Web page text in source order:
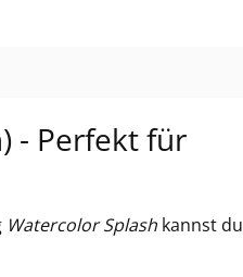
- Perfekt für
Watercolor Splash kannst du